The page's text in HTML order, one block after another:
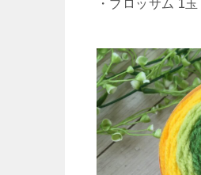
・ブロッサム 1玉